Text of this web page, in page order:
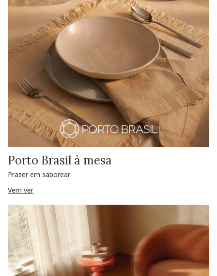
Porto Brasil à mesa
Prazer em saborear
Vem ver